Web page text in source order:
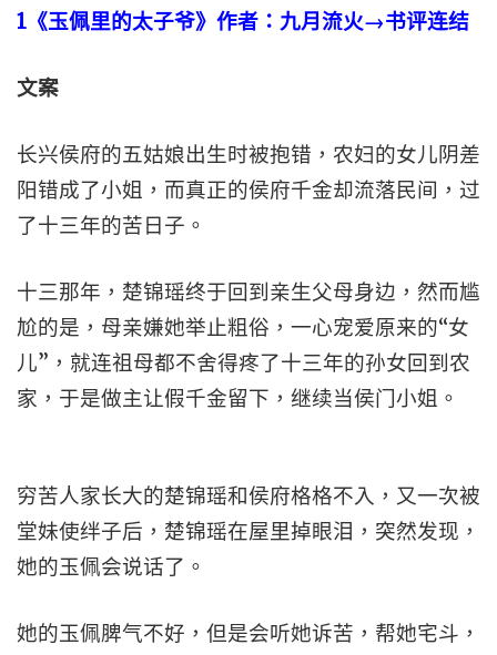
1 《玉佩里的太子爷》作者：九月流火→书评连结
文案
长兴侯府的五姑娘出生时被抱错，农妇的女儿阴差
阳错成了小姐，而真正的侯府千金却流落民间，过
了十三年的苦日子。
十三那年，楚锦瑶终于回到亲生父母身边，然而尴
尬的是，母亲嫌她举止粗俗，一心宠爱原来的“女
儿”，就连祖母都不舍得疼了十三年的孙女回到农
家，于是做主让假千金留下，继续当侯门小姐。
穷苦人家长大的楚锦瑶和侯府格格不入，又一次被
堂妹使绊子后，楚锦瑶在屋里掉眼泪，突然发现，
她的玉佩会说话了。
她的玉佩脾气不好，但是会听她诉苦，帮她宅斗，